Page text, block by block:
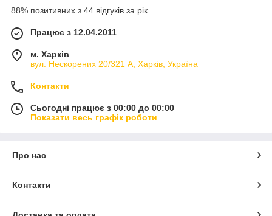
88% позитивних з 44 відгуків за рік
Працює з 12.04.2011
м. Харків
вул. Нескорених 20/321 А, Харків, Україна
Контакти
Сьогодні працює з 00:00 до 00:00
Показати весь графік роботи
Про нас
Контакти